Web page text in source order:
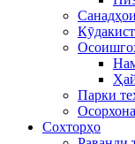
Парки
Осорхона
Сохторҳо